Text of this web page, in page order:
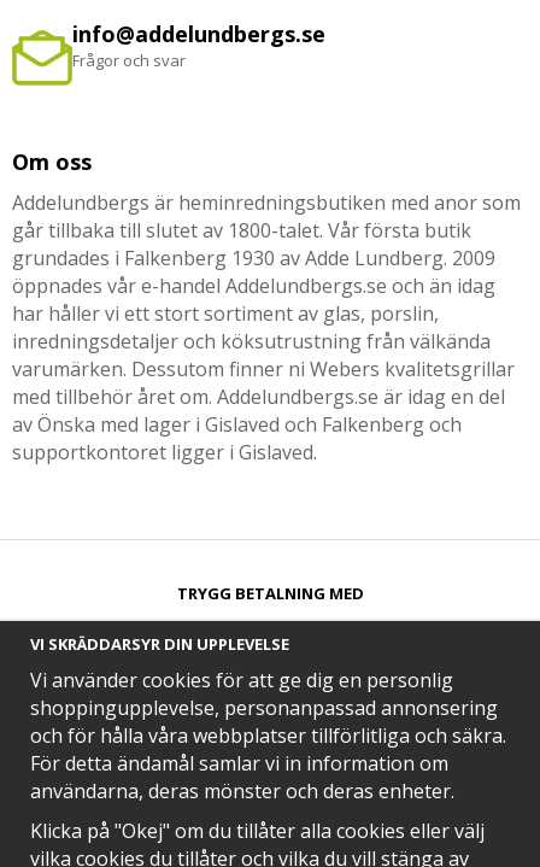
info@addelundbergs.se
Frågor och svar
Om oss
Addelundbergs är heminredningsbutiken med anor som
går tillbaka till slutet av 1800-talet. Vår första butik
grundades i Falkenberg 1930 av Adde Lundberg. 2009
öppnades vår e-handel Addelundbergs.se och än idag
har håller vi ett stort sortiment av glas, porslin,
inredningsdetaljer och köksutrustning från välkända
varumärken. Dessutom finner ni Webers kvalitetsgrillar
med tillbehör året om. Addelundbergs.se är idag en del
av Önska med lager i Gislaved och Falkenberg och
supportkontoret ligger i Gislaved.
TRYGG BETALNING MED​
SNABB LEVERANS MED
VI SKRÄDDARSYR DIN UPPLEVELSE
Vi använder cookies för att ge dig en personlig
shoppingupplevelse, personanpassad annonsering
och för hålla våra webbplatser tillförlitliga och säkra.
För detta ändamål samlar vi in information om
användarna, deras mönster och deras enheter.
Klicka på "Okej" om du tillåter alla cookies eller välj
vilka cookies du tillåter och vilka du vill stänga av